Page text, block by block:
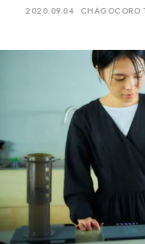
2020.09.04 CHAGOCORO